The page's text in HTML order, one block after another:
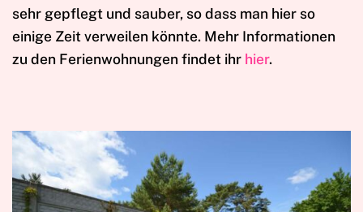
sehr gepflegt und sauber, so dass man hier so
einige Zeit verweilen könnte. Mehr Informationen
zu den Ferienwohnungen findet ihr hier.